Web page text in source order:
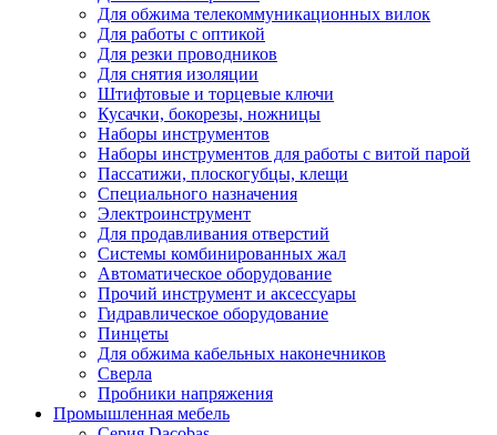
Для обжима телекоммуникационных вилок
Для работы с оптикой
Для резки проводников
Для снятия изоляции
Штифтовые и торцевые ключи
Кусачки, бокорезы, ножницы
Наборы инструментов
Наборы инструментов для работы с витой парой
Пассатижи, плоскогубцы, клещи
Специального назначения
Электроинструмент
Для продавливания отверстий
Системы комбинированных жал
Автоматическое оборудование
Прочий инструмент и аксессуары
Гидравлическое оборудование
Пинцеты
Для обжима кабельных наконечников
Сверла
Пробники напряжения
Промышленная мебель